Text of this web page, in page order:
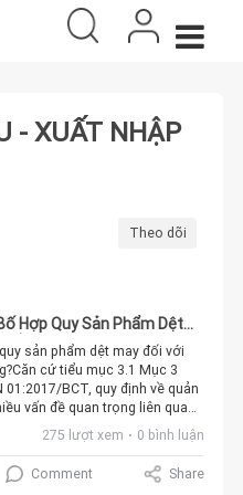
- XUẤT NHẬP
Theo dõi
Hợp Quy Sản Phẩm Dệt
sản phẩm dệt may đối với
cứ tiểu mục 3.1 Mục 3
BCT, quy định về quản
vấn đề quan trọng liên quan
sản phẩm, hàng hóa
đi vào thị trường Việt Nam,
dấu hợp quy (dấu CR)
và Thông tư số
275 lượt xem 0 bình luận
Comment Share